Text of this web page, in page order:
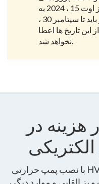
روشنایی ارسال شده پس از اوت 15 ، 2024 به
صورت موردی بررسی می‌شوند و باید تا سپتامبر 30 ،
این تاریخ ها اعطا
نخواهد شد.
در
با نصب پمپ حرارتی HVAC، آبگرمکن های پمپ حرارتی،